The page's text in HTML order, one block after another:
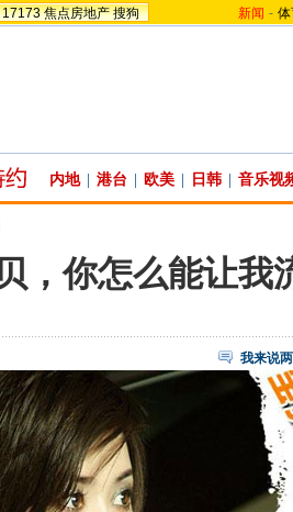
17173 焦点房地产 搜狗 新闻 -
内地 港台 欧美 日韩 音乐视
，你怎么能让我
我来说